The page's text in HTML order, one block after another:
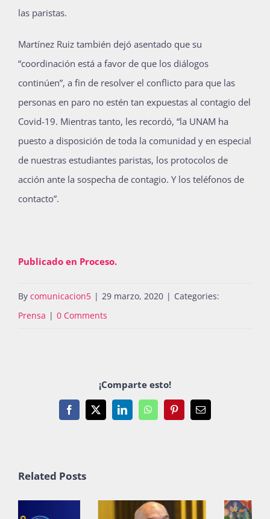
las paristas.
Martínez Ruiz también dejó asentado que su
“coordinación está a favor de que los diálogos
continúen”, a fin de resolver el conflicto para que las
personas en paro no estén tan expuestas al contagio del
Covid-19. Mientras tanto, les recordó, “la UNAM ha
puesto a disposición de toda la comunidad y en especial
de nuestras estudiantes paristas, los protocolos de
acción ante la sospecha de contagio. Y los teléfonos de
contacto”.
Publicado en Proceso.
By comunicacion5 | 29 marzo, 2020 | Categories:
Prensa | 0 Comments
¡Comparte esto!
Facebook
X LinkedInWhatsAppPinterestEmail
Related Posts